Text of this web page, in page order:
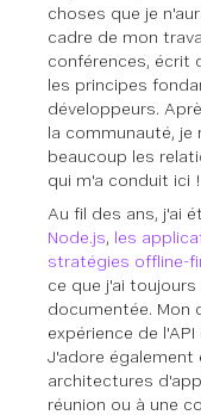
choses que je
cadre de mon
conférences, écrit
les principes
développeurs.
la communauté, je
beaucoup les
qui m'a conduit ici !
Au fil des ans, j'ai
Node.js, les
stratégies offline-
ce que j'ai
documentée. Mon
expérience de
J'adore
architectures
réunion ou à une